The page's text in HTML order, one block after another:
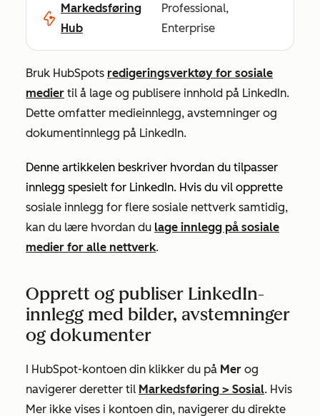
Markedsføring
Hub
Professional,
Enterprise
Bruk HubSpots redigeringsverktøy for sosiale
medier til å lage og publisere innhold på LinkedIn.
Dette omfatter medieinnlegg, avstemninger og
dokumentinnlegg på LinkedIn.
Denne artikkelen beskriver hvordan du tilpasser
innlegg spesielt for LinkedIn. Hvis du vil opprette
sosiale innlegg for flere sosiale nettverk samtidig,
kan du lære hvordan du lage innlegg på sosiale
medier for alle nettverk.
Opprett og publiser LinkedIn-
innlegg med bilder, avstemninger
og dokumenter
I HubSpot-kontoen din klikker du på Mer og
navigerer deretter til Markedsføring > Sosial. Hvis
Mer ikke vises i kontoen din, navigerer du direkte